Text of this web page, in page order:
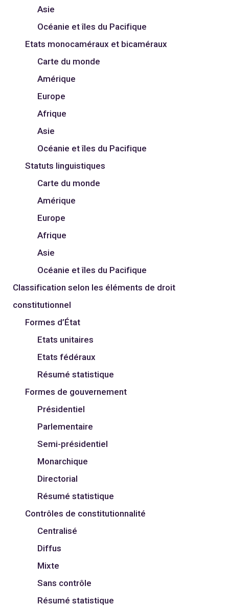
Asie
Océanie et îles du Pacifique
Etats monocaméraux et bicaméraux
Carte du monde
Amérique
Europe
Afrique
Asie
Océanie et îles du Pacifique
Statuts linguistiques
Carte du monde
Amérique
Europe
Afrique
Asie
Océanie et îles du Pacifique
Classification selon les éléments de droit
constitutionnel
Formes d’État
Etats unitaires
Etats fédéraux
Résumé statistique
Formes de gouvernement
Présidentiel
Parlementaire
Semi-présidentiel
Monarchique
Directorial
Résumé statistique
Contrôles de constitutionnalité
Centralisé
Diffus
Mixte
Sans contrôle
Résumé statistique